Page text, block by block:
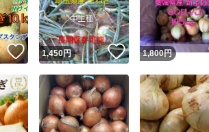
他フリマ実績◯+ このユーザーは他
スピード&安心発送
※このバッジは実績に基づく表示であり、発送を
スピード＆安心発送
このユーザーは高
出品
キ
いいね！
1,450円 いいね！
1,800円